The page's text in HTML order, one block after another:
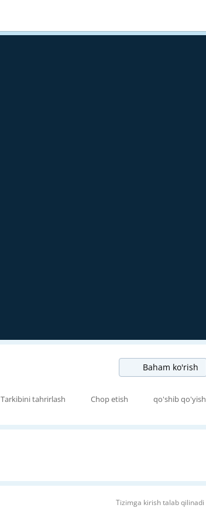
Baham ko'rish
Tarkibini tahrirlash Chop etish qo'shib qo'yish
Tizimga kirish talab qilinadi